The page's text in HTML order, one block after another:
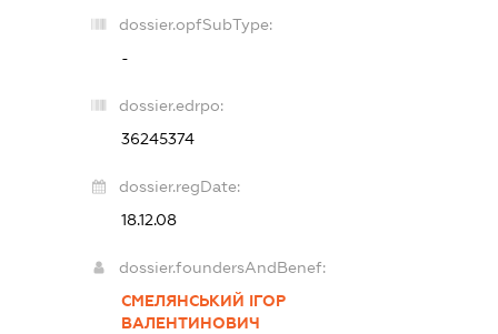
dossier.opfSubType:
-
dossier.edrpo:
36245374
dossier.regDate:
18.12.08
dossier.foundersAndBenef:
СМЕЛЯНСЬКИЙ ІГОР
ВАЛЕНТИНОВИЧ